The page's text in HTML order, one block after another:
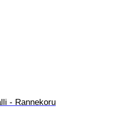
- Rannekoru